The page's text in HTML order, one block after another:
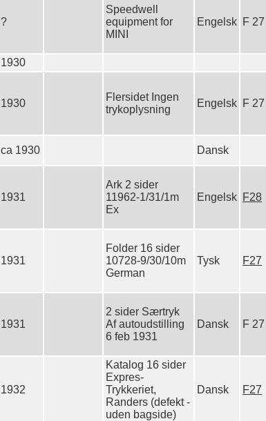
?
Speedwell
equipment for
MINI
Engelsk F 27
1930
1930
Flersidet Ingen
trykoplysning
Engelsk F 27
ca 1930 Dansk
1931
Ark 2 sider
11962-1/31/1m
Ex
Engelsk F28
1931
Folder 16 sider
10728-9/30/10m
German
Tysk F27
1931
2 sider Særtryk
Af autoudstilling
6 feb 1931
Dansk F 27
1932
Katalog 16 sider
Expres-
Trykkeriet,
Randers (defekt -
uden bagside)
Dansk F27